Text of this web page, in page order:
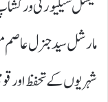
مارشل سید جنرل عاصم
شہریوں کے تحفظ اور